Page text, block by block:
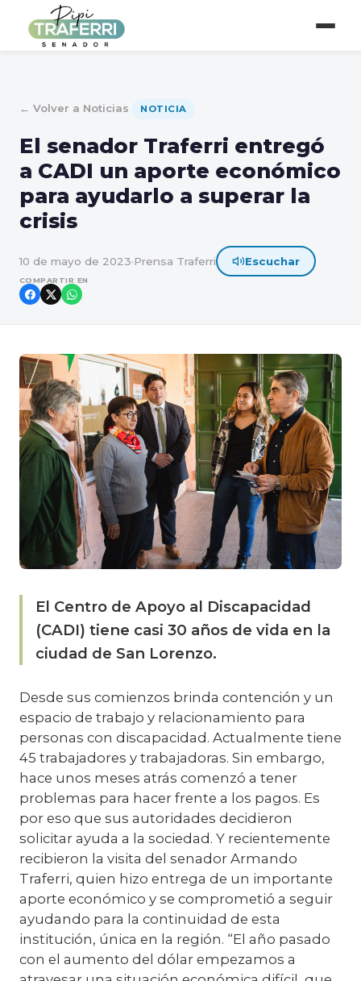
← Volver a Noticias NOTICIA
El senador Traferri entregó
a CADI un aporte económico
para ayudarlo a superar la
crisis
10 de mayo de 2023·Prensa Traferri Escuchar
COMPARTIR EN
El Centro de Apoyo al Discapacidad
(CADI) tiene casi 30 años de vida en la
ciudad de San Lorenzo.
Desde sus comienzos brinda contención y un
espacio de trabajo y relacionamiento para
personas con discapacidad. Actualmente tiene
45 trabajadores y trabajadoras. Sin embargo,
hace unos meses atrás comenzó a tener
problemas para hacer frente a los pagos. Es
por eso que sus autoridades decidieron
solicitar ayuda a la sociedad. Y recientemente
recibieron la visita del senador Armando
Traferri, quien hizo entrega de un importante
aporte económico y se comprometió a seguir
ayudando para la continuidad de esta
institución, única en la región. “El año pasado
con el aumento del dólar empezamos a